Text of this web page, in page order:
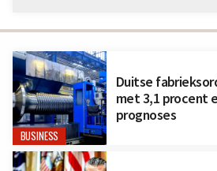
BUSINESS
Duitse
met 3,1 procent
prognoses